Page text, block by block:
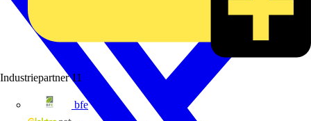
Industriepartner 11
bfe